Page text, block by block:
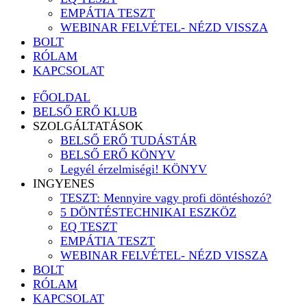
EMPÁTIA TESZT
WEBINAR FELVÉTEL- NÉZD VISSZA
BOLT
RÓLAM
KAPCSOLAT
FŐOLDAL
BELSŐ ERŐ KLUB
SZOLGÁLTATÁSOK
BELSŐ ERŐ TUDÁSTÁR
BELSŐ ERŐ KÖNYV
Legyél érzelmiségi! KÖNYV
INGYENES
TESZT: Mennyire vagy profi döntéshozó?
5 DÖNTÉSTECHNIKAI ESZKÖZ
EQ TESZT
EMPÁTIA TESZT
WEBINAR FELVÉTEL- NÉZD VISSZA
BOLT
RÓLAM
KAPCSOLAT